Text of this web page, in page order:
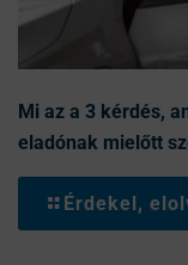
Mi az a 3 kérdés,
eladónak mielőtt
Érdekel,